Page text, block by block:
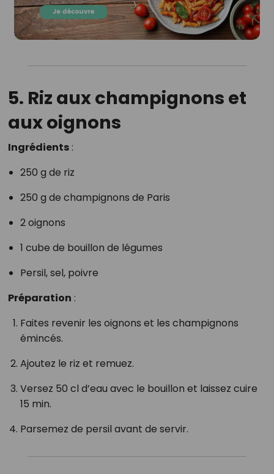
5. Riz aux champignons et
aux oignons
Ingrédients:
250 g de riz
250 g de champignons de Paris
2 oignons
1 cube de bouillon de légumes
Persil, sel, poivre
Préparation :
Faites revenir les oignons et les champignons
émincés.
Ajoutez le riz et remuez.
Versez 50 cl d’eau avec le bouillon et laissez cuire
15 min.
Parsemez de persil avant de servir.